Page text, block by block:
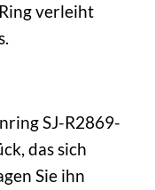
verleiht
SJ-R2869-
das sich
Sie ihn